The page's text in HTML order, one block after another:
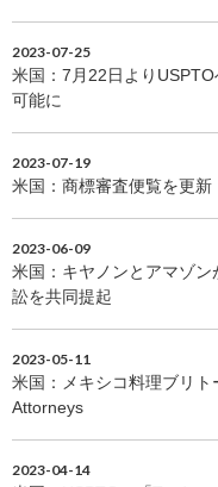
2023-07-25
米国：7月22日より
可能に
2023-07-19
米国：商標審査便覧を更新
2023-06-09
米国：キヤノンとアマゾ
訟を共同提起
2023-05-11
米国：メキシコ料理ブリ
Attorneys
2023-04-14